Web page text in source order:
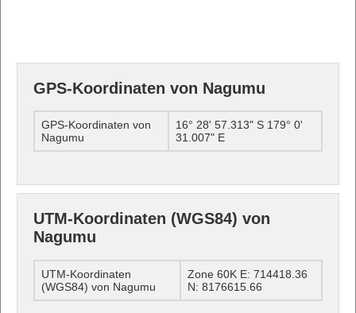
GPS-Koordinaten von Nagumu
GPS-Koordinaten von
Nagumu
16° 28' 57.313" S 179° 0'
31.007" E
UTM-Koordinaten (WGS84) von
Nagumu
UTM-Koordinaten
(WGS84) von Nagumu
Zone 60K E: 714418.36
N: 8176615.66